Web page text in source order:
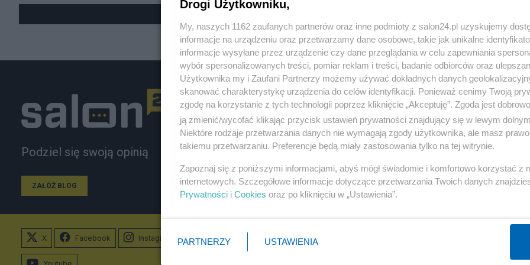
Podziel się swoją opinią
ZAŁÓŻ BLOG
Polityka
Rosja
PiS
Prezydent
NATO
Gospodarka
Biznes
Pieniądze
Centralny Port Komunikacyjny
Inwestycje
Podatki
X Facebook Instagram
Youtube
Drogi Użytkowniku,
My, naszych 1162 zaufanych partnerów oraz inne podmioty z salon24.pl uzyskujemy
informacje na urządzeniu oraz przetwarzamy dane osobowe, takie jak unikalne
informacje wysyłane przez urządzenie czy dane przeglądania w celu zapewniania
wybór spersonalizowanych treści, pomiar reklam i treści, badanie odbiorców oraz
Użytkownika my i Zaufani Partnerzy możemy używać dokładnych danych
skanować charakterystykę urządzenia do celów identyfikacji. Ponieważ cenimy Twoją
zgodę na korzystanie z tych technologii poprzez kliknięcie „Akceptuję”. Zgoda jest
ją zmienić/wycofać klikając przycisk ustawień prywatności znajdujący się w lewym
Niektóre rodzaje przetwarzania danych nie wymagają zgody użytkownika, ale masz
takiemu przetwarzaniu. Preferencje będą miały zastosowania tylko na tej witrynie.
Zapoznaj się z poniższymi informacjami, abyś mógł świadomie i komfortowo korzystać z
internetowych. Szczegółowe informacje dotyczące przetwarzania Twoich danych
Prywatności i Cookies oraz po kliknięciu w „Ustawienia”.
PARTNERZY USTAWIENIA